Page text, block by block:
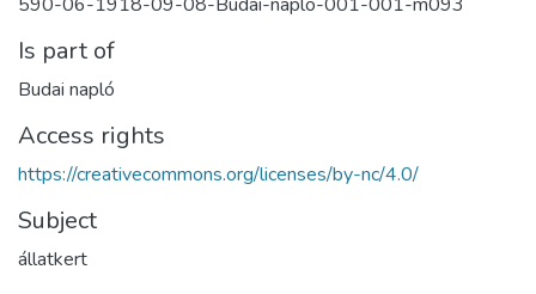
Is part of
Budai napló
Access rights
https://creativecommons.org/licenses/by-nc/4.0/
Subject
állatkert